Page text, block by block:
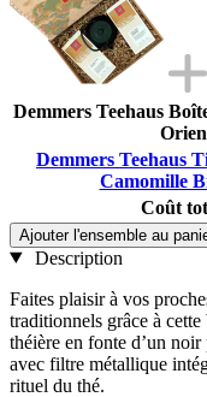
Demmers Teehaus
Demmers Teehaus
Camomille
Coût
Ajouter l'ensemble au
Description
Faites plaisir à vos
traditionnels grâce à
théière en fonte d’un
avec filtre métallique
rituel du thé.